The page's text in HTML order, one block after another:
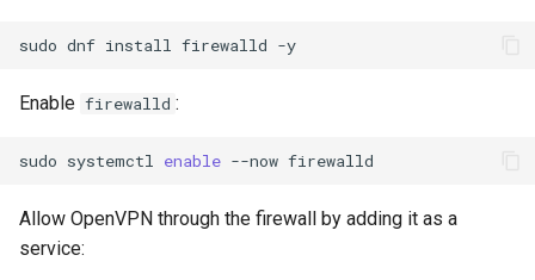
sudo dnf install firewalld
Enable firewalld :
sudo systemctl enable --now
Allow OpenVPN through the firewall by adding it as a
service: